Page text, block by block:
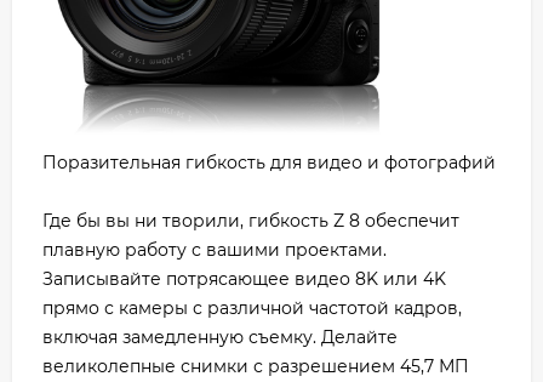
Поразительная гибкость для видео и фотографий
Где бы вы ни творили, гибкость Z 8 обеспечит
плавную работу с вашими проектами.
Записывайте потрясающее видео 8K или 4K
прямо с камеры с различной частотой кадров,
включая замедленную съемку. Делайте
великолепные снимки с разрешением 45,7 МП